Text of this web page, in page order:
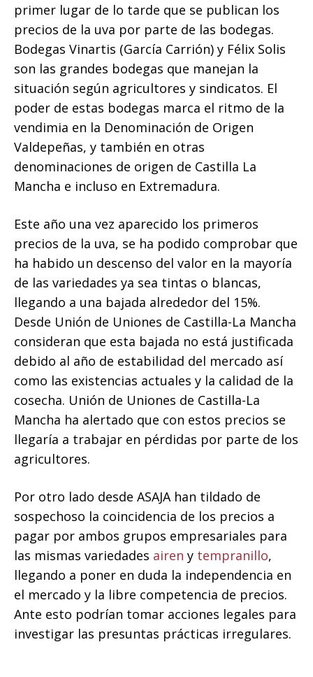
primer lugar de lo tarde que se publican los
precios de la uva por parte de las bodegas.
Bodegas Vinartis (García Carrión) y Félix Solis
son las grandes bodegas que manejan la
situación según agricultores y sindicatos. El
poder de estas bodegas marca el ritmo de la
vendimia en la Denominación de Origen
Valdepeñas, y también en otras
denominaciones de origen de Castilla La
Mancha e incluso en Extremadura.
Este año una vez aparecido los primeros
precios de la uva, se ha podido comprobar que
ha habido un descenso del valor en la mayoría
de las variedades ya sea tintas o blancas,
llegando a una bajada alrededor del 15%.
Desde Unión de Uniones de Castilla-La Mancha
consideran que esta bajada no está justificada
debido al año de estabilidad del mercado así
como las existencias actuales y la calidad de la
cosecha. Unión de Uniones de Castilla-La
Mancha ha alertado que con estos precios se
llegaría a trabajar en pérdidas por parte de los
agricultores.
Por otro lado desde ASAJA han tildado de
sospechoso la coincidencia de los precios a
pagar por ambos grupos empresariales para
las mismas variedades airen y tempranillo,
llegando a poner en duda la independencia en
el mercado y la libre competencia de precios.
Ante esto podrían tomar acciones legales para
investigar las presuntas prácticas irregulares.